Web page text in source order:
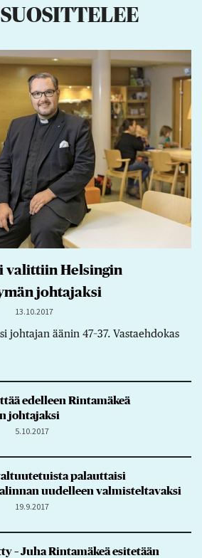
valittiin Helsingin
johtajaksi
13.10.2017
johtajan äänin 47–37. Vastaehdokas
edelleen Rintamäkeä
johtajaksi
5.10.2017
palauttaisi
uudelleen valmisteltavaksi
19.9.2017
– Juha Rintamäkeä esitetään